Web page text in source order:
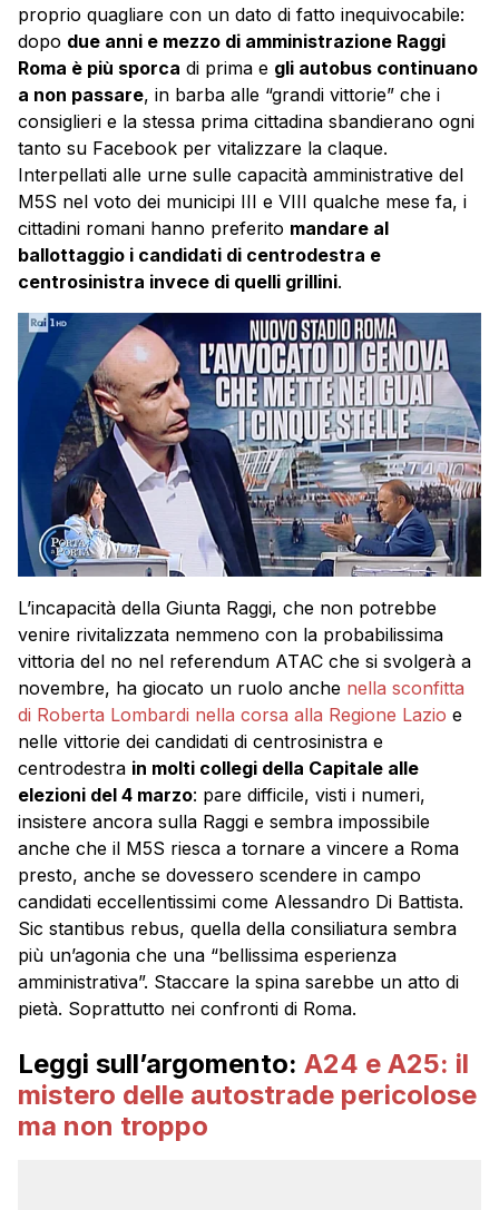
proprio quagliare con un dato di fatto inequivocabile:
dopo due anni e mezzo di amministrazione Raggi
Roma è più sporca di prima e gli autobus continuano
a non passare, in barba alle “grandi vittorie” che i
consiglieri e la stessa prima cittadina sbandierano ogni
tanto su Facebook per vitalizzare la claque.
Interpellati alle urne sulle capacità amministrative del
M5S nel voto dei municipi III e VIII qualche mese fa, i
cittadini romani hanno preferito mandare al
ballottaggio i candidati di centrodestra e
centrosinistra invece di quelli grillini.
L’incapacità della Giunta Raggi, che non potrebbe
venire rivitalizzata nemmeno con la probabilissima
vittoria del no nel referendum ATAC che si svolgerà a
novembre, ha giocato un ruolo anche nella sconfitta
di Roberta Lombardi nella corsa alla Regione Lazio e
nelle vittorie dei candidati di centrosinistra e
centrodestra in molti collegi della Capitale alle
elezioni del 4 marzo: pare difficile, visti i numeri,
insistere ancora sulla Raggi e sembra impossibile
anche che il M5S riesca a tornare a vincere a Roma
presto, anche se dovessero scendere in campo
candidati eccellentissimi come Alessandro Di Battista.
Sic stantibus rebus, quella della consiliatura sembra
più un’agonia che una “bellissima esperienza
amministrativa”. Staccare la spina sarebbe un atto di
pietà. Soprattutto nei confronti di Roma.
Leggi sull’argomento: A24 e A25: il
mistero delle autostrade pericolose
ma non troppo